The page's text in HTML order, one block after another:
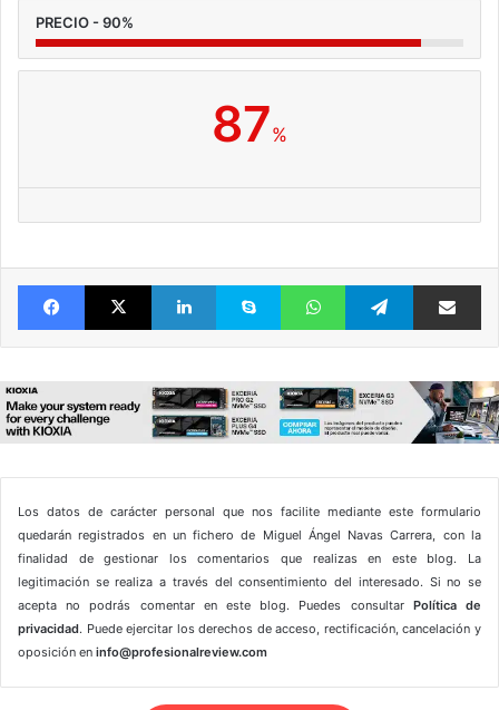
PRECIO - 90%
87%
FacebookX LinkedIn Skype WhatsAppTelegram
Los datos de carácter personal que nos facilite mediante este formulario
quedarán registrados en un fichero de Miguel Ángel Navas Carrera, con la
finalidad de gestionar los comentarios que realizas en este blog. La
legitimación se realiza a través del consentimiento del interesado. Si no se
acepta no podrás comentar en este blog. Puedes consultar Política de
privacidad. Puede ejercitar los derechos de acceso, rectificación, cancelación y
oposición en info@profesionalreview.com